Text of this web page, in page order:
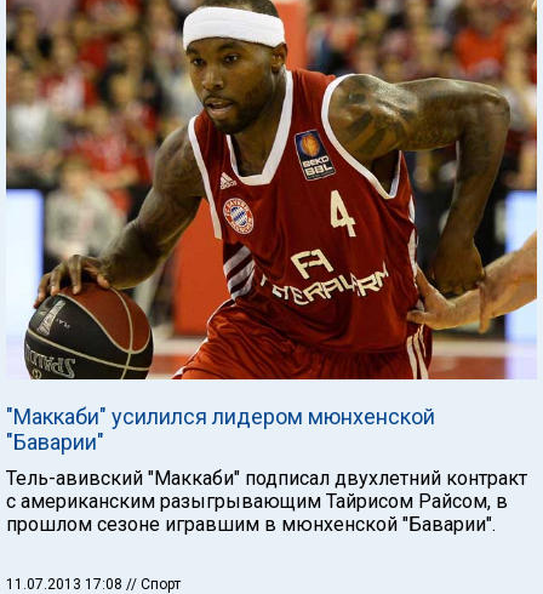
"Маккаби" усилился лидером мюнхенской
"Баварии"
Тель-авивский "Маккаби" подписал двухлетний контракт
с американским разыгрывающим Тайрисом Райсом, в
прошлом сезоне игравшим в мюнхенской "Баварии".
11.07.2013 17:08 // Спорт